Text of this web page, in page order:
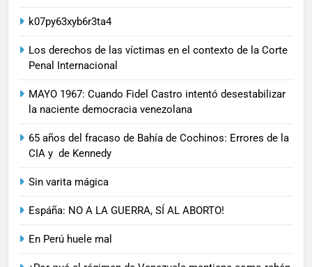
k07py63xyb6r3ta4
Los derechos de las víctimas en el contexto de la Corte
Penal Internacional
MAYO 1967: Cuando Fidel Castro intentó desestabilizar
la naciente democracia venezolana
65 años del fracaso de Bahía de Cochinos: Errores de la
CIA y de Kennedy
Sin varita mágica
Espáña: NO A LA GUERRA, SÍ AL ABORTO!
En Perú huele mal